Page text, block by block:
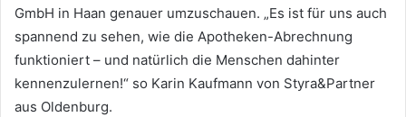
GmbH in Haan genauer umzuschauen. „Es ist für uns auch
spannend zu sehen, wie die Apotheken-Abrechnung
funktioniert – und natürlich die Menschen dahinter
kennenzulernen!“ so Karin Kaufmann von Styra&Partner
aus Oldenburg.